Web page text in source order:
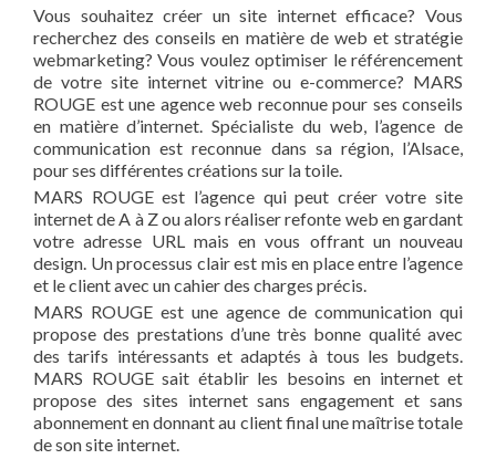
Vous souhaitez créer un site internet efficace? Vous
recherchez des conseils en matière de web et stratégie
webmarketing? Vous voulez optimiser le référencement
de votre site internet vitrine ou e-commerce? MARS
ROUGE est une agence web reconnue pour ses conseils
en matière d’internet. Spécialiste du web, l’agence de
communication est reconnue dans sa région, l’Alsace,
pour ses différentes créations sur la toile.
MARS ROUGE est l’agence qui peut créer votre site
internet de A à Z ou alors réaliser refonte web en gardant
votre adresse URL mais en vous offrant un nouveau
design. Un processus clair est mis en place entre l’agence
et le client avec un cahier des charges précis.
MARS ROUGE est une agence de communication qui
propose des prestations d’une très bonne qualité avec
des tarifs intéressants et adaptés à tous les budgets.
MARS ROUGE sait établir les besoins en internet et
propose des sites internet sans engagement et sans
abonnement en donnant au client final une maîtrise totale
de son site internet.